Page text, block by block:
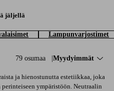
jäljellä
Lampunvarjostimet
79 osumaa Lajittele:
Myydyimmät
ja hienostunutta estetiikkaa, joka
ympäristöön. Neutraalin